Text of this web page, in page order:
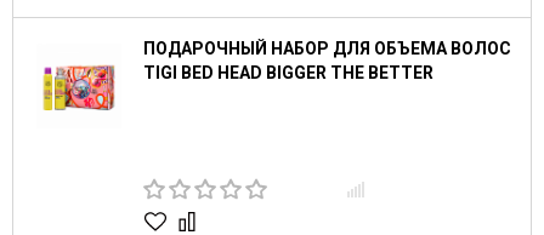
ПОДАРОЧНЫЙ НАБОР ДЛЯ ОБЪЕМА ВОЛОС
TIGI BED HEAD BIGGER THE BETTER